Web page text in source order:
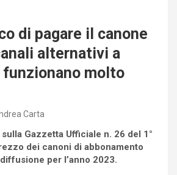
di pagare il canone
alternativi a
molto
Carta
Gazzetta Ufficiale n. 26 del 1°
dei canoni di abbonamento
per l’anno 2023.